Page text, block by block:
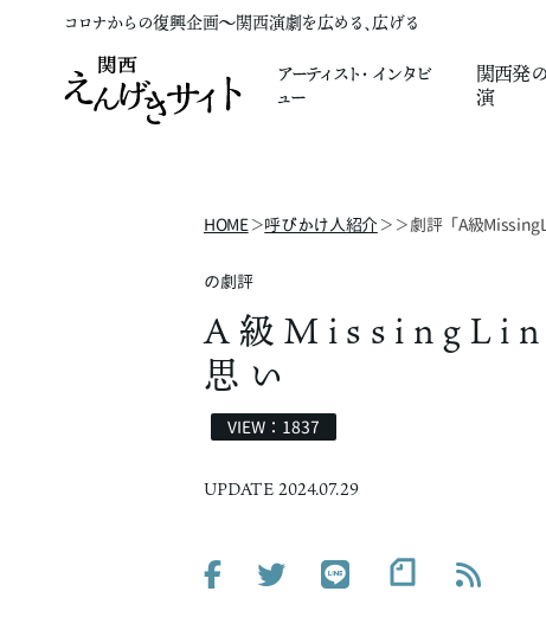
コロナからの復興企画～関西演劇を広める、広げる
アーティスト・ インタビ
ュー
関西発の
演
HOME＞呼びかけ人紹介 ＞ ＞ 劇評「A級
の劇評
A級MissingLink
思い
VIEW：1837
UPDATE 2024.07.29